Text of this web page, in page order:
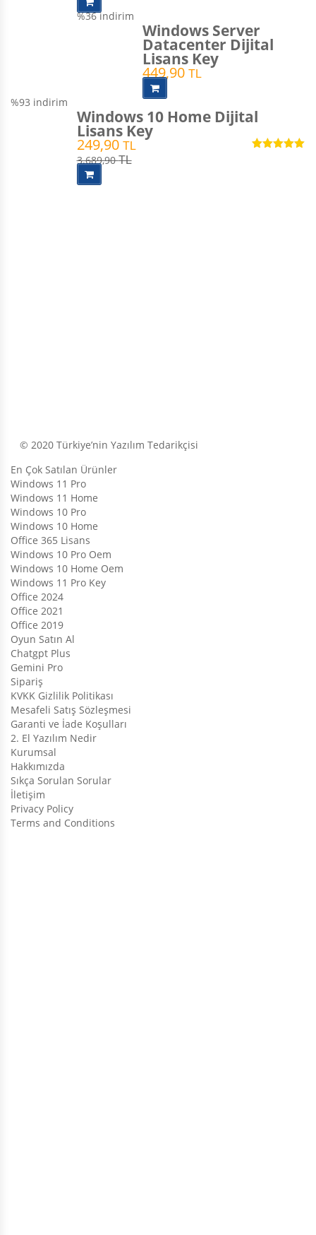
%36indirim
Windows Server
Datacenter Dijital
Lisans Key
449,90TL
%93 indirim
Windows 10 Home Dijital
Lisans Key
249,90 TL
3.689,90TL
© 2020 Türkiye’nin Yazılım Tedarikçisi
En Çok Satılan Ürünler
Windows 11 Pro
Windows 11 Home
Windows 10 Pro
Windows 10 Home
Office 365 Lisans
Windows 10 Pro Oem
Windows 10 Home Oem
Windows 11 Pro Key
Office 2024
Office 2021
Office 2019
Oyun Satın Al
Chatgpt Plus
Gemini Pro
Sipariş
KVKK Gizlilik Politikası
Mesafeli Satış Sözleşmesi
Garanti ve İade Koşulları
2. El Yazılım Nedir
Kurumsal
Hakkımızda
Sıkça Sorulan Sorular
İletişim
Privacy Policy
Terms and Conditions